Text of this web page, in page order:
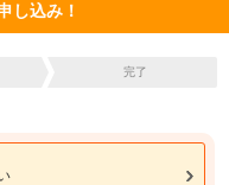
し込み！
完了